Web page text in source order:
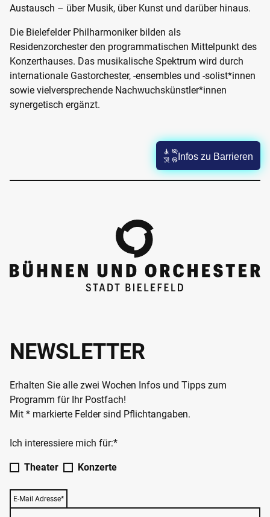
Austausch – über Musik, über Kunst und darüber hinaus.
Die Bielefelder Philharmoniker bilden als
Residenzorchester den programmatischen Mittelpunkt des
Konzerthauses. Das musikalische Spektrum wird durch
internationale Gastorchester, -ensembles und -solist*innen
sowie vielversprechende Nachwuchskünstler*innen
synergetisch ergänzt.
NEWSLETTER
Erhalten Sie alle zwei Wochen Infos und Tipps zum
Programm für Ihr Postfach!
Mit * markierte Felder sind Pflichtangaben.
Ich interessiere mich für:*
Theater Konzerte
E-Mail Adresse*
Infos zu Barrieren